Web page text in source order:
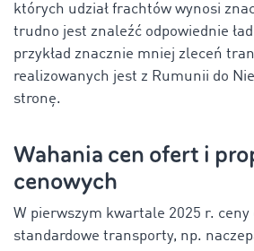
których udział frachtów wynosi
trudno jest znaleźć odpowiednie
przykład znacznie mniej zleceń
realizowanych jest z Rumunii do
stronę.
Wahania cen ofert i
cenowych
W pierwszym kwartale 2025 r. ceny
standardowe transporty, np.